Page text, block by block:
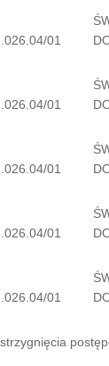
01
01
01
01
01